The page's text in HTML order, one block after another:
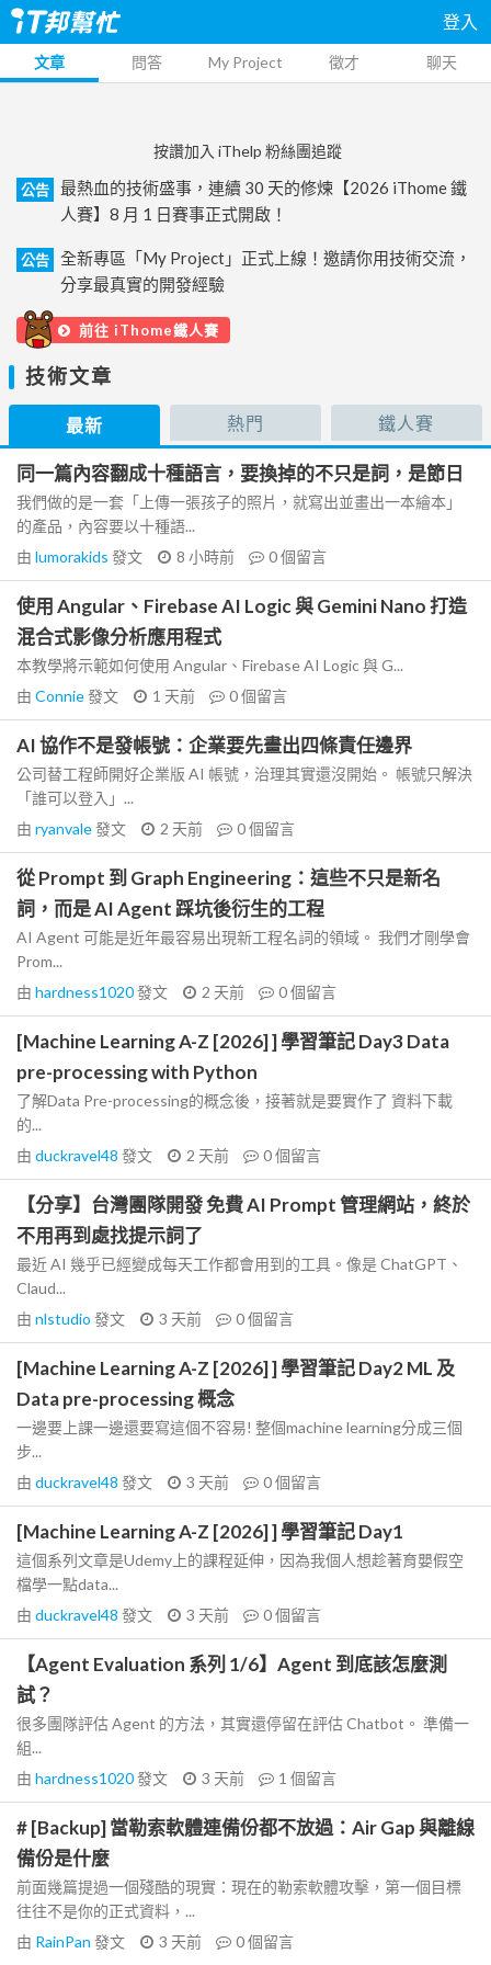
登入
文章 問答 My Project 徵才 聊天
按讚加入 iThelp 粉絲團追蹤
公告
最熱血的技術盛事，連續 30 天的修煉【2026 iThome 鐵
人賽】8 月 1 日賽事正式開啟！
公告
全新專區「My Project」正式上線！邀請你用技術交流，
分享最真實的開發經驗
前往 iThome鐵人賽
技術文章
最新 熱門 鐵人賽
同一篇內容翻成十種語言，要換掉的不只是詞，是節日
我們做的是一套「上傳一張孩子的照片，就寫出並畫出一本繪本」
的產品，內容要以十種語...
由 lumorakids 發文 8 小時前 0個留言
使用 Angular、Firebase AI Logic 與 Gemini Nano 打造
混合式影像分析應用程式
本教學將示範如何使用 Angular、Firebase AI Logic 與 G...
由 Connie發文 1 天前 0個留言
AI 協作不是發帳號：企業要先畫出四條責任邊界
公司替工程師開好企業版 AI 帳號，治理其實還沒開始。 帳號只解決
「誰可以登入」...
由 ryanvale發文 2 天前 0個留言
從 Prompt 到 Graph Engineering：這些不只是新名
詞，而是 AI Agent 踩坑後衍生的工程
AI Agent 可能是近年最容易出現新工程名詞的領域。 我們才剛學會
Prom...
由 hardness1020發文 2 天前 0個留言
[Machine Learning A-Z [2026] ] 學習筆記 Day3 Data
pre-processing with Python
了解Data Pre-processing的概念後，接著就是要實作了 資料下載
的...
由 duckravel48 發文 2 天前 0個留言
【分享】台灣團隊開發 免費 AI Prompt 管理網站，終於
不用再到處找提示詞了
最近 AI 幾乎已經變成每天工作都會用到的工具。像是 ChatGPT、
Claud...
由 nlstudio 發文 3 天前 0個留言
[Machine Learning A-Z [2026] ] 學習筆記 Day2 ML 及
Data pre-processing 概念
一邊要上課一邊還要寫這個不容易! 整個machine learning分成三個
步...
由 duckravel48 發文 3 天前 0個留言
[Machine Learning A-Z [2026] ] 學習筆記 Day1
這個系列文章是Udemy上的課程延伸，因為我個人想趁著育嬰假空
檔學一點data...
由 duckravel48 發文 3 天前 0個留言
【Agent Evaluation 系列 1/6】Agent 到底該怎麼測
試？
很多團隊評估 Agent 的方法，其實還停留在評估 Chatbot。 準備一
組...
由 hardness1020發文 3 天前 1 個留言
# [Backup] 當勒索軟體連備份都不放過：Air Gap 與離線
備份是什麼
前面幾篇提過一個殘酷的現實：現在的勒索軟體攻擊，第一個目標
往往不是你的正式資料，...
由 RainPan 發文 3 天前 0個留言